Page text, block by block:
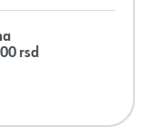
rsd